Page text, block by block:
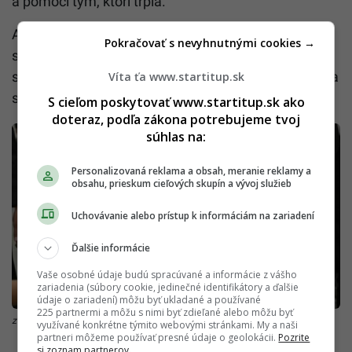
Aj napriek zdravotným problémom pokračoval vo
svojich aktivitách.
smrťou, navštívil väznicu Regina Caeli v Ríme, kde sa
stretol s väzňami a poskytol im duchovnú podporu.
zdroj: Reprofoto: Vatican News
Víta ťa www.startitup.sk
S cieľom poskytovať www.startitup.sk ako
doteraz, podľa zákona potrebujeme tvoj
súhlas na:
Personalizovaná reklama a obsah, meranie reklamy a
obsahu, prieskum cieľových skupín a vývoj služieb
Uchovávanie alebo prístup k informáciám na zariadení
Ďalšie informácie
Vaše osobné údaje budú spracúvané a informácie z vášho
zariadenia (súbory cookie, jedinečné identifikátory a ďalšie
údaje o zariadení) môžu byť ukladané a používané
225 partnermi a môžu s nimi byť zdieľané alebo môžu byť
využívané konkrétne týmito webovými stránkami. My a naši
partneri môžeme používať presné údaje o geolokácii. Pozrite
Pokračovať s nevyhnutnými cookies →